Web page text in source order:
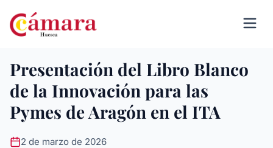
Presentación del Libro Blanco
de la Innovación para las
Pymes de Aragón en el ITA
2 de marzo de 2026